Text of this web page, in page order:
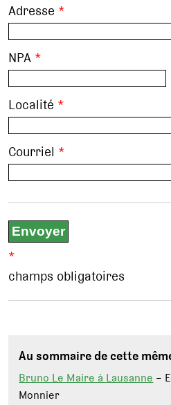
Adresse *
NPA *
Localité *
Courriel *
*
champs obligatoires
Au sommaire de cette
Bruno Le Maire à Lausanne–
Monnier